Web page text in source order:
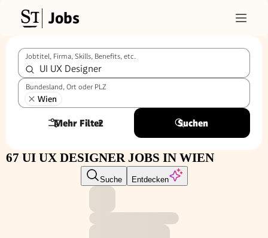
Jobs
Jobtitel, Firma, Skills, Benefits, etc.
Bundesland, Ort oder PLZ
Wien
Mehr Filter
2 Suchen
67 UI UX DESIGNER JOBS IN WIEN
Suche Entdecken